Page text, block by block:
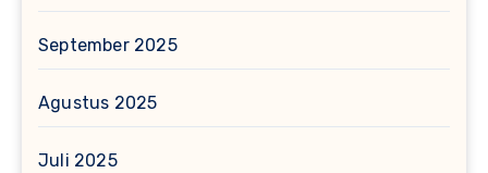
September 2025
Agustus 2025
Juli 2025